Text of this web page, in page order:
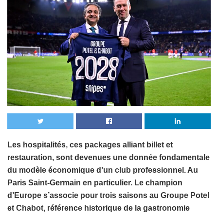
Les hospitalités, ces packages alliant billet et
restauration, sont devenues une donnée fondamentale
du modèle économique d’un club professionnel. Au
Paris Saint-Germain en particulier. Le champion
d’Europe s’associe pour trois saisons au Groupe Potel
et Chabot, référence historique de la gastronomie